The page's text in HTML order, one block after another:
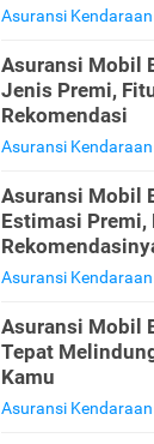
Asuransi Kendaraan
Asuransi Mobil
Jenis Premi,
Rekomendasi
Asuransi Kendaraan
Asuransi Mobil
Estimasi
Asuransi Kendaraan
Asuransi Mobil
Tepat
Kamu
Asuransi Kendaraan